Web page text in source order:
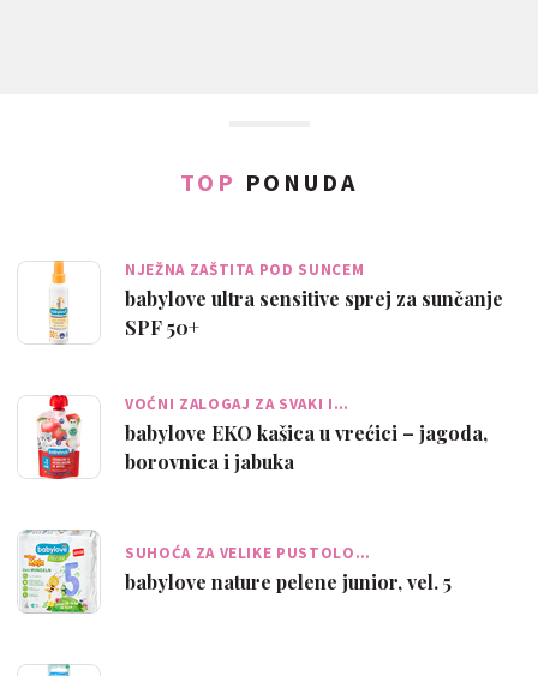
TOP PONUDA
NJEŽNA ZAŠTITA POD SUNCEM
babylove ultra sensitive sprej za sunčanje
SPF 50+
VOĆNI ZALOGAJ ZA SVAKI I…
babylove EKO kašica u vrećici – jagoda,
borovnica i jabuka
SUHOĆA ZA VELIKE PUSTOLO…
babylove nature pelene junior, vel. 5